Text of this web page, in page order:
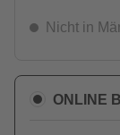
Nicht in
ONLINE